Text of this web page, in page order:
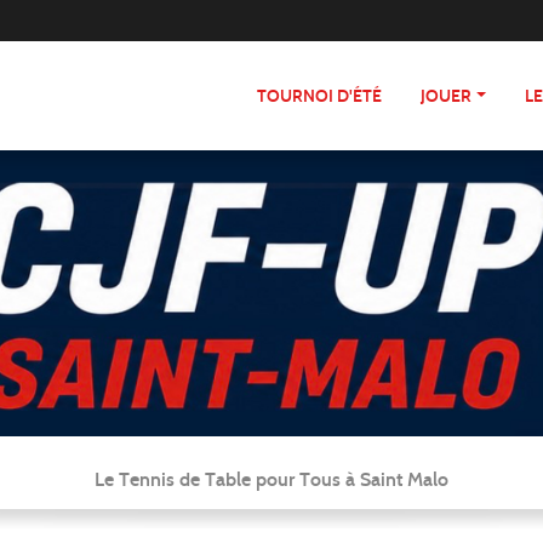
TOURNOI D'ÉTÉ JOUER
Le Tennis de Table pour Tous à Saint Malo